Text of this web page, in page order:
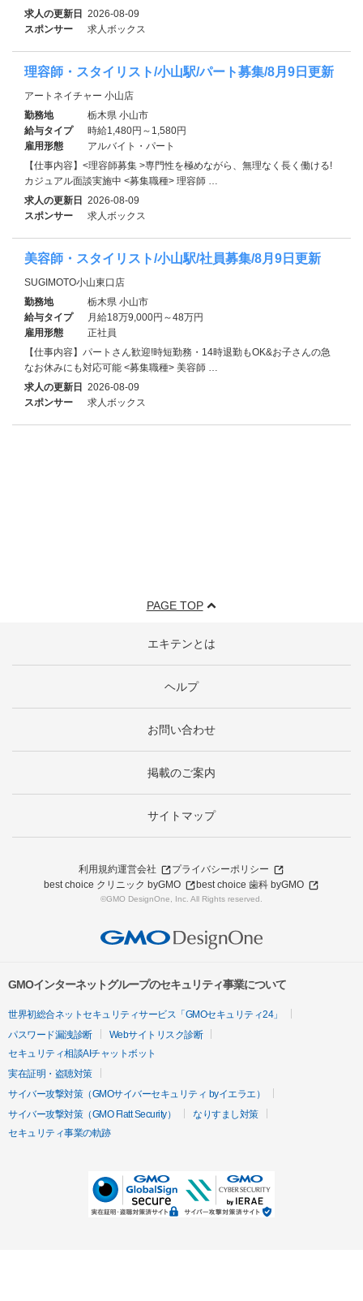
求人の更新日 2026-08-09
スポンサー
求人ボックス
理容師・スタイリスト/小山駅/パート募集/8月9日更新
アートネイチャー 小山店
勤務地
栃木県 小山市
給与タイプ
時給1,480円～1,580円
雇用形態
アルバイト・パート
【仕事内容】<理容師募集 >専門性を極めながら、無理なく長く働ける!
カジュアル面談実施中 <募集職種> 理容師 …
求人の更新日 2026-08-09
スポンサー
求人ボックス
美容師・スタイリスト/小山駅/社員募集/8月9日更新
SUGIMOTO小山東口店
勤務地
栃木県 小山市
給与タイプ
月給18万9,000円～48万円
雇用形態
正社員
【仕事内容】パートさん歓迎!時短勤務・14時退勤もOK&お子さんの急
なお休みにも対応可能 <募集職種> 美容師 …
求人の更新日 2026-08-09
スポンサー
求人ボックス
PAGE TOP
エキテンとは
ヘルプ
お問い合わせ
掲載のご案内
サイトマップ
利用規約運営会社
プライバシーポリシー
best choice クリニック byGMO
best choice 歯科 byGMO
©GMO DesignOne, Inc. All Rights reserved.
GMOインターネットグループのセキュリティ事業について
世界初総合ネットセキュリティサービス「GMOセキュリティ24」
パスワード漏洩診断
Webサイトリスク診断
セキュリティ相談AIチャットボット
実在証明・盗聴対策
サイバー攻撃対策（GMOサイバーセキュリティ byイエラエ）
サイバー攻撃対策（GMO Flatt Security）
なりすまし対策
セキュリティ事業の軌跡